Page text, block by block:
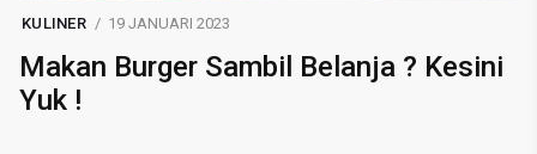
KULINER 19 JANUARI 2023
Makan Burger Sambil Belanja ? Kesini
Yuk !